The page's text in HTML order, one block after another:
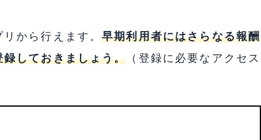
から行えます。早期利用者にはさらなる報酬
しておきましょう。 （登録に必要なアクセス